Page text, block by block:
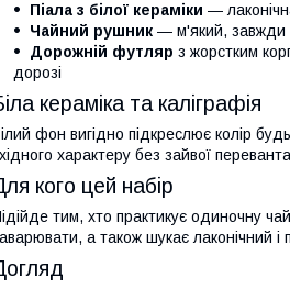
Піала з білої кераміки —
Чайний рушник — м'який, завжди
Дорожній футляр з жорстким
дорозі
кераміка та каліграфія
фон вигідно підкреслює колір
характеру без зайвої
кого цей набір
тим, хто практикує одиночну
а також шукає лаконічний